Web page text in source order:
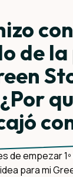
de la
de empezar
para mi